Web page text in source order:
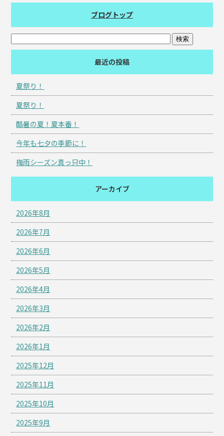
ブログトップ
最近の投稿
夏祭り！
夏祭り！
酷暑の夏！夏本番！
今年も七夕の季節に！
梅雨シーズン真っ只中！
アーカイブ
2026年8月
2026年7月
2026年6月
2026年5月
2026年4月
2026年3月
2026年2月
2026年1月
2025年12月
2025年11月
2025年10月
2025年9月